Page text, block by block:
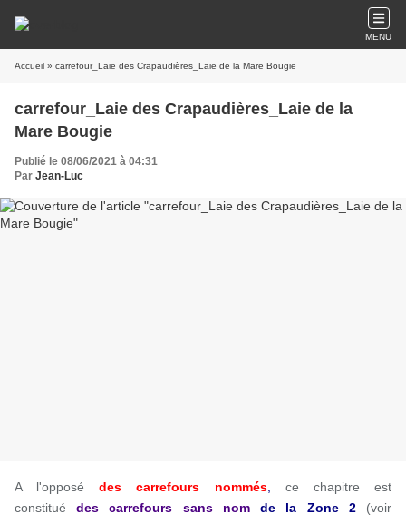
MENU
Accueil » carrefour_Laie des Crapaudières_Laie de la Mare Bougie
carrefour_Laie des Crapaudières_Laie de la
Mare Bougie
Publié le 08/06/2021 à 04:31
Par Jean-Luc
A l'opposédes carrefours nommés,
ce chapitre est
constitué
des carrefours sans nom de la Zone 2
(voir